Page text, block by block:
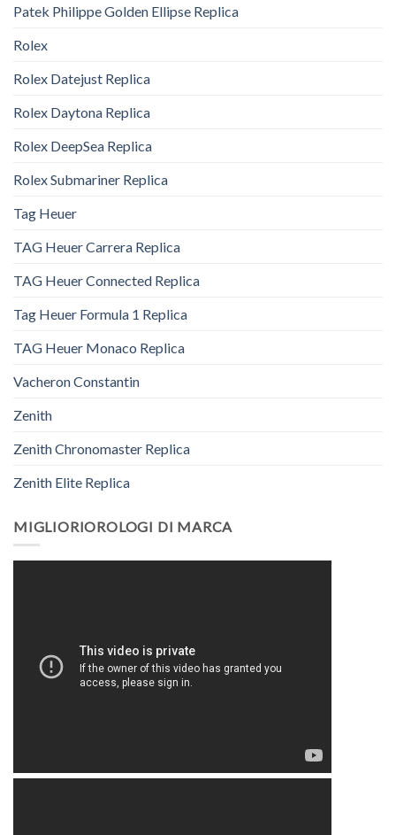
Patek Philippe Golden Ellipse Replica
Rolex
Rolex Datejust Replica
Rolex Daytona Replica
Rolex DeepSea Replica
Rolex Submariner Replica
Tag Heuer
TAG Heuer Carrera Replica
TAG Heuer Connected Replica
Tag Heuer Formula 1 Replica
TAG Heuer Monaco Replica
Vacheron Constantin
Zenith
Zenith Chronomaster Replica
Zenith Elite Replica
MIGLIORIOROLOGI DI MARCA